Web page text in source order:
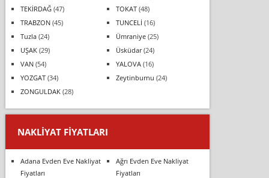
TEKİRDAĞ(47) TOKAT(48)
TRABZON(45) TUNCELİ (16)
Tuzla(24) Ümraniye(25)
UŞAK(29) Üsküdar(24)
VAN(54) YALOVA(16)
YOZGAT(34) Zeytinburnu (24)
ZONGULDAK(28)
NAKLIYAT FIYATLARI
Adana Evden Eve Nakliyat
Fiyatları
Ağrı Evden Eve Nakliyat
Fiyatları